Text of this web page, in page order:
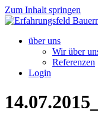
Zum Inhalt springen
über uns
Wir über
Referenzen
Login